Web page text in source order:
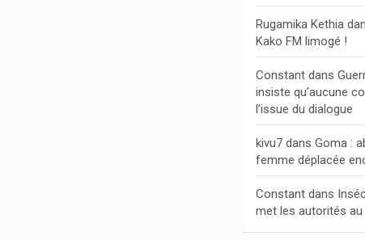
r
Rugamika Kethia
Kako FM limogé !
Constant dans
insiste qu’aucune
l’issue du dialogue
kivu7 dansGoma :
femme déplacée
Constant dans
met les autorités au